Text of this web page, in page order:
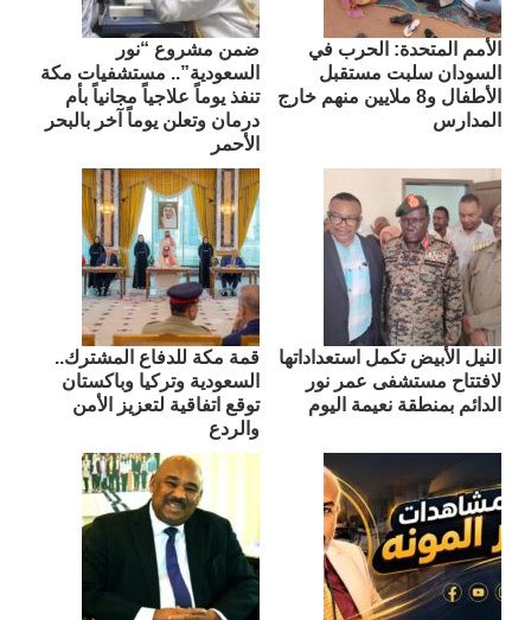
الأمم المتحدة: الحرب في
السودان سلبت مستقبل
الأطفال و8 ملايين منهم خارج
المدارس
ضمن مشروع “نور
السعودية”.. مستشفيات مكة
تنفذ يوماً علاجياً مجانياً بأم
درمان وتعلن يوماً آخر بالبحر
الأحمر
النيل الأبيض تكمل استعداداتها
لافتتاح مستشفى عمر نور
الدائم بمنطقة نعيمة اليوم
قمة مكة للدفاع المشترك..
السعودية وتركيا وباكستان
توقع اتفاقية لتعزيز الأمن
والردع